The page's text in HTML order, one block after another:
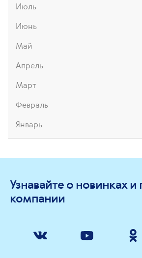
Июль
Июнь
Май
Апрель
Март
Февраль
Январь
Узнавайте о новинках и
компании